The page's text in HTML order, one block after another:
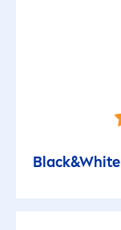
Black&White